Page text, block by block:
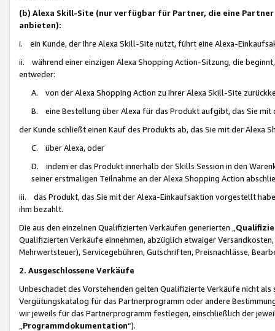
(b) Alexa Skill-Site (nur verfügbar für Partner, die eine
anbieten):
i. ein Kunde, der Ihre Alexa Skill-Site nutzt, führt eine Alexa-
ii. während einer einzigen Alexa Shopping Action-Sitzung, die
entweder:
A. von der Alexa Shopping Action zu Ihrer Alexa Skill-Site
B. eine Bestellung über Alexa für das Produkt aufgibt, das Sie mit
der Kunde schließt einen Kauf des Produkts ab, das Sie mit der Alexa
C. über Alexa, oder
D. indem er das Produkt innerhalb der Skills Session in den
seiner erstmaligen Teilnahme an der Alexa Shopping Action
iii. das Produkt, das Sie mit der Alexa-Einkaufsaktion vorgestellt
ihm bezahlt.
Die aus den einzelnen Qualifizierten Verkäufen generierten „
Qualifizierten Verkäufe einnehmen, abzüglich etwaiger
Mehrwertsteuer), Servicegebühren, Gutschriften, Preisnachlässe,
2. Ausgeschlossene Verkäufe
Unbeschadet des Vorstehenden gelten Qualifizierte Verkäufe nicht
Vergütungskatalog für das Partnerprogramm oder andere
wir jeweils für das Partnerprogramm festlegen, einschließlich der
Programmdokumentation“).